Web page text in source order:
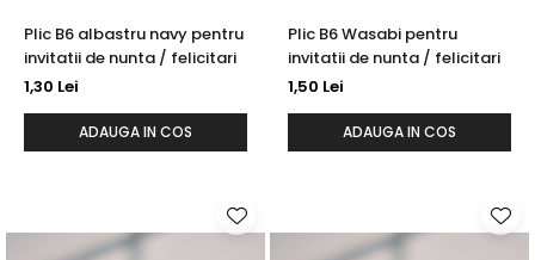
Plic B6 albastru navy pentru
invitatii de nunta / felicitari
1,30 Lei
ADAUGA IN COS
Plic B6 Wasabi pentru
invitatii de nunta / felicitari
1,50 Lei
ADAUGA IN COS